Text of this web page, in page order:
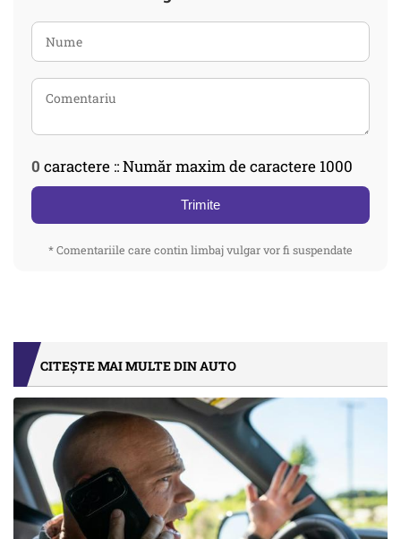
0 caractere :: Număr maxim de caractere 1000
Trimite
* Comentariile care contin limbaj vulgar vor fi suspendate
CITEȘTE MAI MULTE DIN AUTO